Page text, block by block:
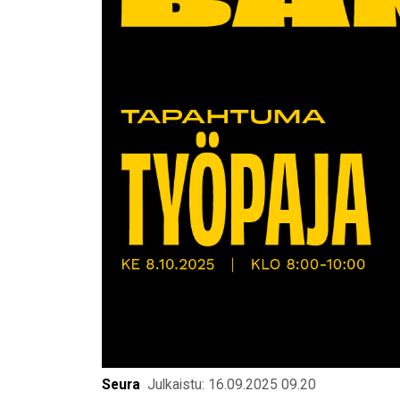
Seura Julkaistu: 16.09.2025 09.20